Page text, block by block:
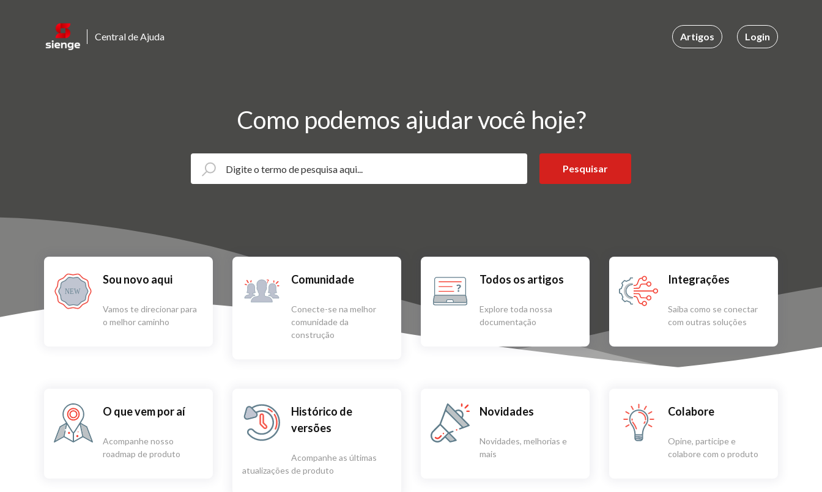
Central de Ajuda Artigos Login
Como podemos ajudar você hoje?
Pesquisar
NEW
Sou novo aqui
Vamos te direcionar para
o melhor caminho
Comunidade
Conecte-se na melhor
comunidade da
construção
Todos os artigos
Explore toda nossa
documentação
Integrações
Saiba como se conectar
com outras soluções
O que vem por aí
Acompanhe nosso
roadmap de produto
Histórico de
versões
Acompanhe as últimas
atualizações de produto
Novidades
Novidades, melhorias e
mais
Colabore
Opine, participe e
colabore com o produto